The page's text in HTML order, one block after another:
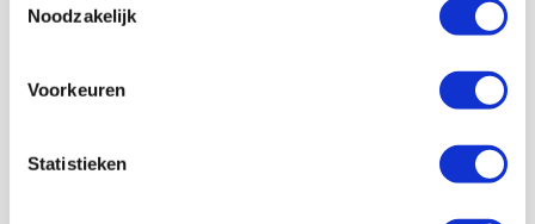
Noodzakelijk
Voorkeuren
Statistieken